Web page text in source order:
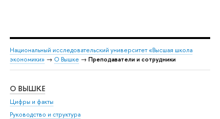
Национальный исследовательский университет «Высшая школа
экономики» → О Вышке → Преподаватели и сотрудники
О ВЫШКЕ
Цифры и факты
Руководство и структура